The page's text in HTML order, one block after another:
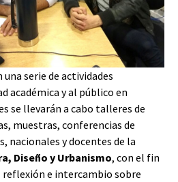
una serie de actividades
académica y al público en
se llevarán a cabo talleres de
muestras, conferencias de
nacionales y docentes de la
Diseño y Urbanismo, con el fin
reflexión e intercambio sobre